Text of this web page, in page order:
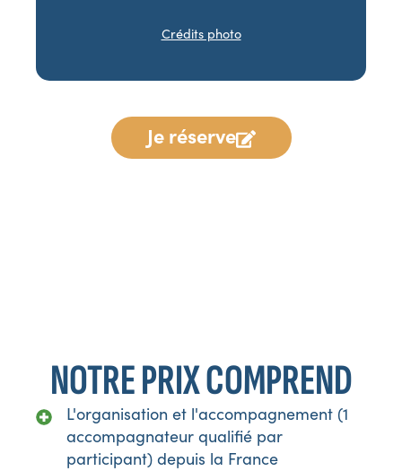
Crédits photo
Je réserve
NOTRE PRIX COMPREND
L'organisation et l'accompagnement (1
accompagnateur qualifié par
participant) depuis la France